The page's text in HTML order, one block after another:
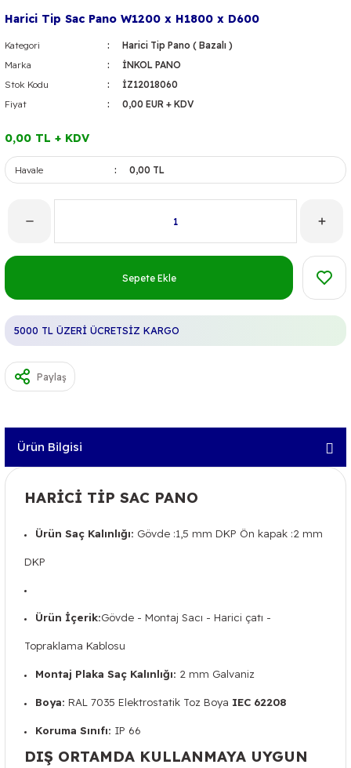
Harici Tip Sac Pano W1200 x H1800 x D600
Kategori
Harici Tip Pano ( Bazalı )
Marka
İNKOL PANO
Stok Kodu
İZ12018060
Fiyat
0,00 EUR + KDV
0,00 TL + KDV
Havale 0,00 TL
Sepete Ekle
5000 TL ÜZERİ ÜCRETSİZ KARGO
Paylaş
Ürün Bilgisi
HARİCİ TİP SAC PANO
Ürün Saç Kalınlığı: Gövde :1,5 mm DKP Ön kapak :2 mm
DKP
Ürün İçerik:Gövde - Montaj Sacı - Harici çatı -
Topraklama Kablosu
Montaj Plaka Saç Kalınlığı: 2 mm Galvaniz
Boya: RAL 7035 Elektrostatik Toz Boya IEC 62208
Koruma Sınıfı: IP 66
DIŞ ORTAMDA KULLANMAYA UYGUN